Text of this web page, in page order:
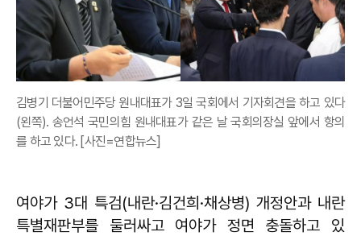
김병기 더불어민주당 원내대표가 3일 국회에서 기자회견을 하고 있다
(왼쪽). 송언석 국민의힘 원내대표가 같은 날 국회의장실 앞에서 항의
를 하고 있다. [사진=연합뉴스]
여야가 3대 특검(내란·김건희·채상병) 개정안과 내란
특별재판부를 둘러싸고 여야가 정면 충돌하고 있